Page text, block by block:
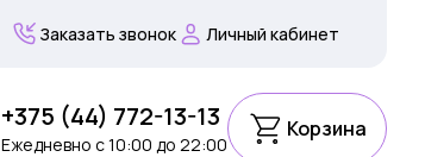
Заказать звонок Личный кабинет
+375 (44) 772-13-13
Ежедневно c 10:00 до 22:00
Корзина